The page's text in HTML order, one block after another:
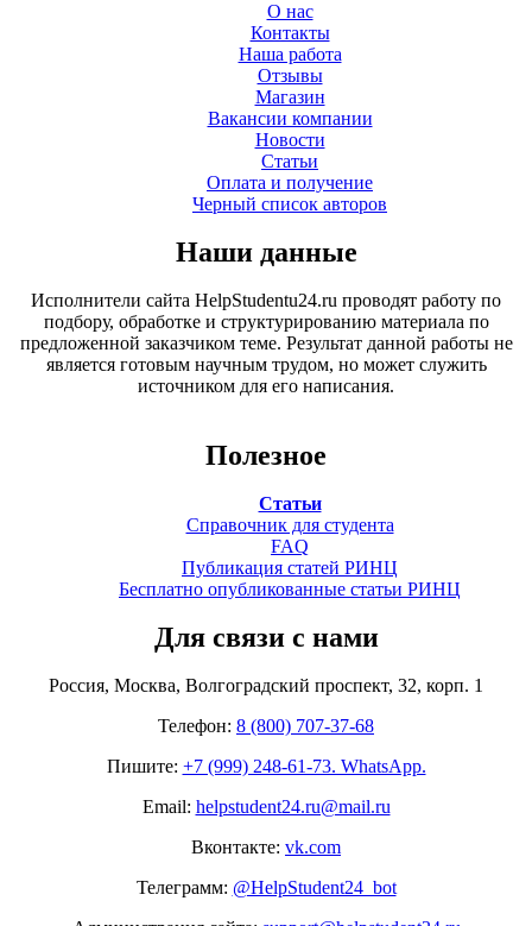
О нас
Контакты
Наша работа
Отзывы
Магазин
Вакансии компании
Новости
Статьи
Оплата и получение
Черный список авторов
Наши данные
Исполнители сайта HelpStudentu24.ru проводят работу по
подбору, обработке и структурированию материала по
предложенной заказчиком теме. Результат данной работы не
является готовым научным трудом, но может служить
источником для его написания.
Полезное
Статьи
Справочник для студента
FAQ
Публикация статей РИНЦ
Бесплатно опубликованные статьи РИНЦ
Для связи с нами
Россия, Москва, Волгоградский проспект, 32, корп. 1
Телефон: 8 (800) 707-37-68
Пишите: +7 (999) 248-61-73. WhatsApp.
Email: helpstudent24.ru@mail.ru
Вконтакте: vk.com
Телеграмм: @HelpStudent24_bot